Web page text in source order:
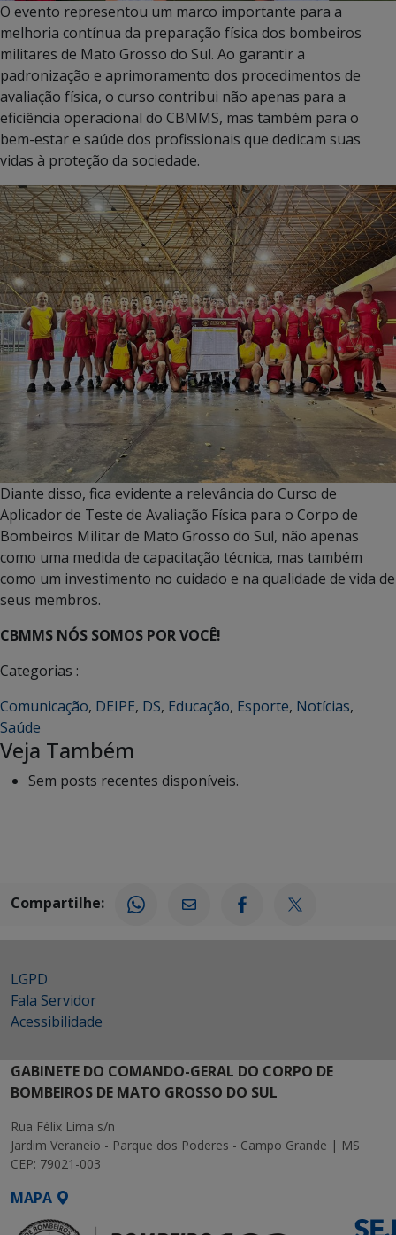
O evento representou um marco importante para a
melhoria contínua da preparação física dos bombeiros
militares de Mato Grosso do Sul. Ao garantir a
padronização e aprimoramento dos procedimentos de
avaliação física, o curso contribui não apenas para a
eficiência operacional do CBMMS, mas também para o
bem-estar e saúde dos profissionais que dedicam suas
vidas à proteção da sociedade.
Diante disso, fica evidente a relevância do Curso de
Aplicador de Teste de Avaliação Física para o Corpo de
Bombeiros Militar de Mato Grosso do Sul, não apenas
como uma medida de capacitação técnica, mas também
como um investimento no cuidado e na qualidade de vida de
seus membros.
CBMMS NÓS SOMOS POR VOCÊ!
Categorias :
Comunicação, DEIPE, DS, Educação, Esporte, Notícias,
Saúde
Veja Também
Sem posts recentes disponíveis.
Compartilhe:
LGPD
Fala Servidor
Acessibilidade
GABINETE DO COMANDO-GERAL DO CORPO DE
BOMBEIROS DE MATO GROSSO DO SUL
Rua Félix Lima s/n
Jardim Veraneio - Parque dos Poderes - Campo Grande | MS
CEP: 79021-003
MAPA